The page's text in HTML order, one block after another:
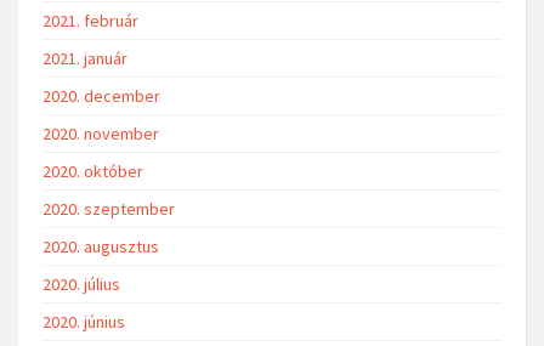
2021. február
2021. január
2020. december
2020. november
2020. október
2020. szeptember
2020. augusztus
2020. július
2020. június